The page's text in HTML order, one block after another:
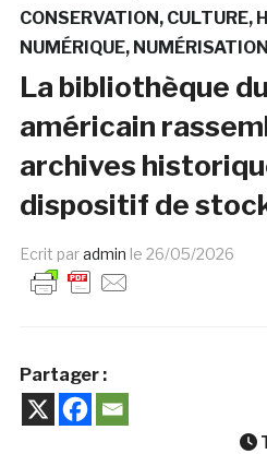
CONSERVATION CULTURE
NUMÉRIQUE NUMÉRISATION
La bibliothèque
américain
archives
dispositif de
Ecrit paradmin le 26/05/2026
Partager :